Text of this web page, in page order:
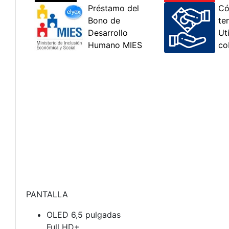
PANTALLA
OLED 6,5 pulgadas
Full HD+